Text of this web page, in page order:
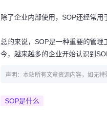
除了企业内部使用，SOP还经常
总的来说，SOP是一种重要的管
今，越来越多的企业开始认识到
声明：本站所有文章资源内容，如无
SOP是什么